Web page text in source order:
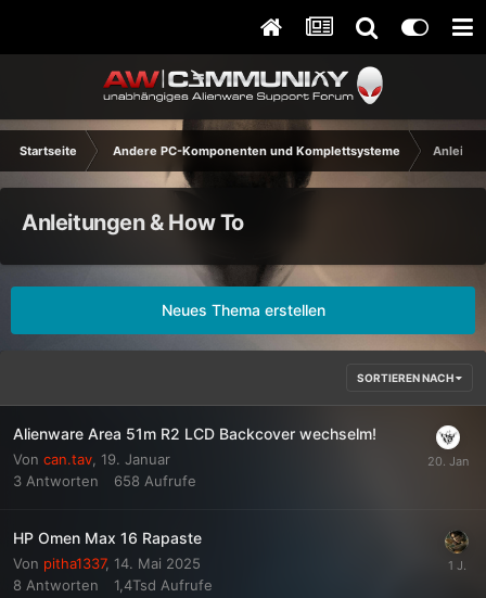
Startseite Andere PC-Komponenten und Komplettsysteme
Anleitungen & How To
Neues Thema erstellen
SORTIEREN NACH
Alienware Area 51m R2 LCD Backcover wechselm!
Von can.tav 19. Januar
3 Antworten 658 Aufrufe
HP Omen Max 16 Rapaste
Von pitha1337, 14. Mai 2025
8 Antworten 1,4Tsd Aufrufe